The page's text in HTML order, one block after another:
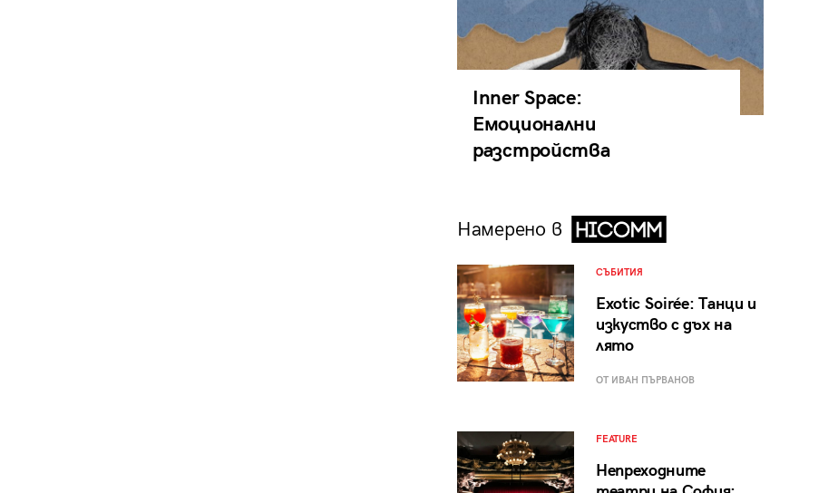
Inner Space:
Емоционални
разстройства
Намерено в
СЪБИТИЯ
Exotic Soirée: Танци и
изкуство с дъх на
лято
ОТ ИВАН ПЪРВАНОВ
FEATURE
Непреходните